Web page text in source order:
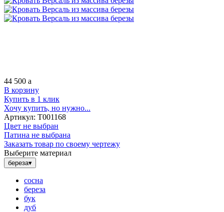
44 500 a
В корзину
Купить в 1 клик
Хочу купить, но нужно...
Артикул: Т001168
Цвет не выбран
Патина не выбрана
Заказать товар по своему чертежу
Выберите материал
береза▾
сосна
береза
бук
дуб